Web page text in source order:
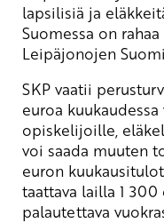
lapsilisiä ja
Suomessa on
Leipäjonojen
SKP vaatii
euroa
opiskelijoille,
voi saada muuten
euron
taattava lailla 1
palautettava